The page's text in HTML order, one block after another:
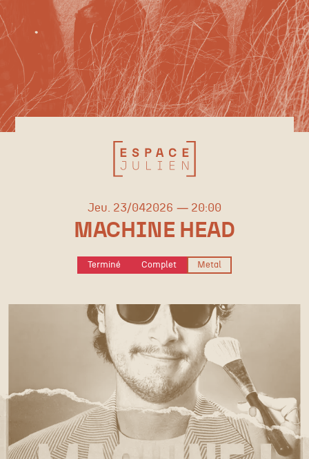
jeudi
Jeu. 23/avril
042026 20:00
MACHINE HEAD
Terminé Complet Metal